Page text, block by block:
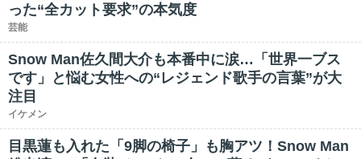
った“全カット要求”の本気度
芸能
Snow Man佐久間大介も本番中に涙…「世界一ブス
です」と悩む女性への“レジェンド歌手の言葉”が大
注目
イケメン
目黒蓮も入れた「9脚の椅子」も胸アツ！Snow Man